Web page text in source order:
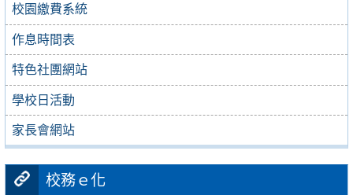
校園繳費系統
作息時間表
特色社團網站
學校日活動
家長會網站
校務ｅ化